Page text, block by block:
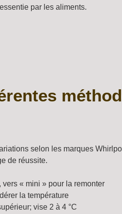
par les aliments.
selon les marques
de réussite.
« mini » pour la remonter
la température
vise 2 à 4 °C